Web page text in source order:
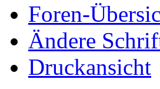
Foren-
Ändere
Druckansicht